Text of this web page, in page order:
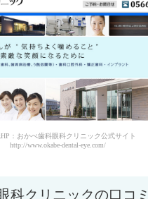
：おかべ歯科眼科クリニック公式サイト
http://www.okabe-dental-eye.com/
科クリニックの口コ